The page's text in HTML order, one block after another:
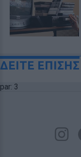
ΔΕΙΤΕ ΕΠΙΣΗΣ
par: 3